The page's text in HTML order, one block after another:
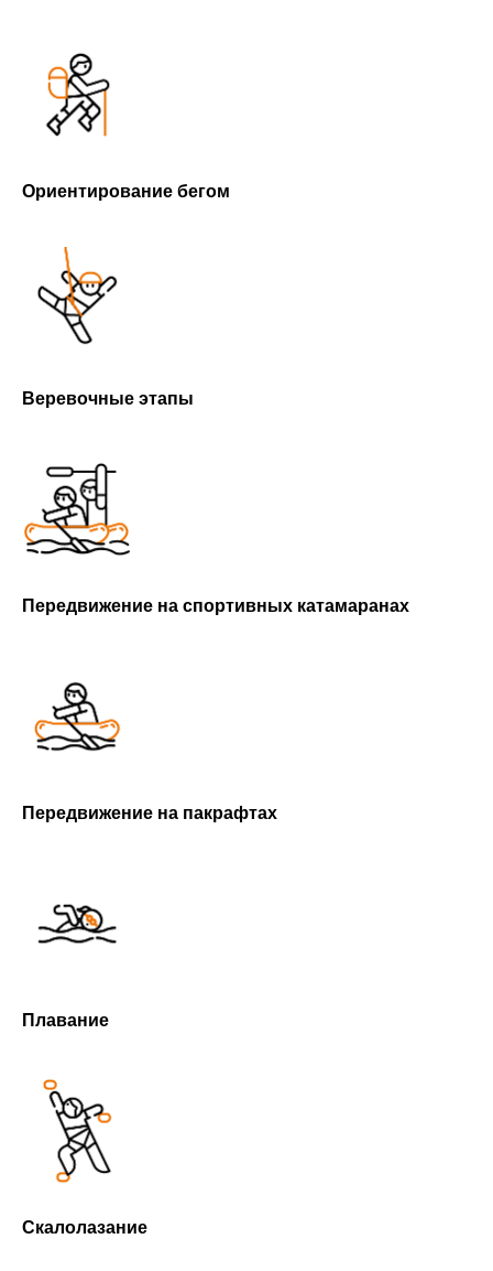
Ориентирование бегом
Веревочные этапы
Передвижение на спортивных катамаранах
Передвижение на пакрафтах
Плавание
Скалолазание